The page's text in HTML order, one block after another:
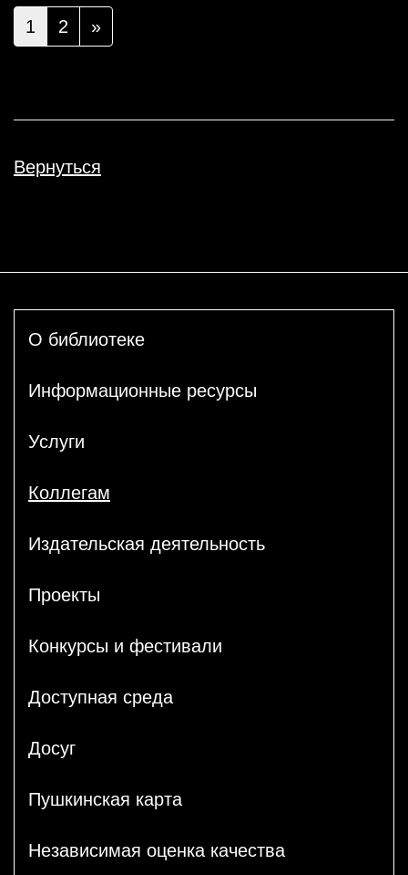
1 2 »
Вернуться
О библиотеке
Информационные ресурсы
Услуги
Коллегам
Издательская деятельность
Проекты
Конкурсы и фестивали
Доступная среда
Досуг
Пушкинская карта
Независимая оценка качества